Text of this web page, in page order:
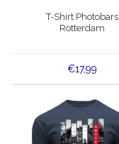
T-Shirt Photobars
Rotterdam
€17,99